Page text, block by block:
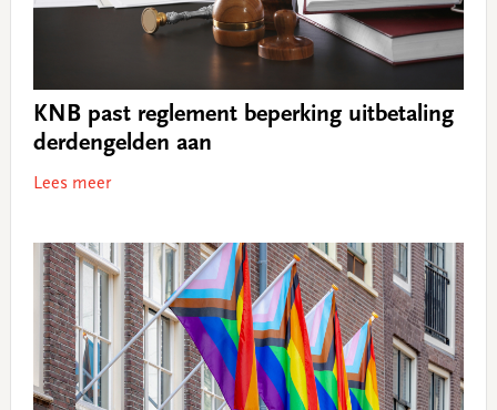
KNB past reglement beperking uitbetaling
derdengelden aan
Lees meer